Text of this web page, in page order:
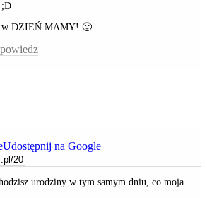
;D
w DZIEŃ MAMY! 🙂
Udostępnij na Google
urodziny w tym samym dniu, co moja